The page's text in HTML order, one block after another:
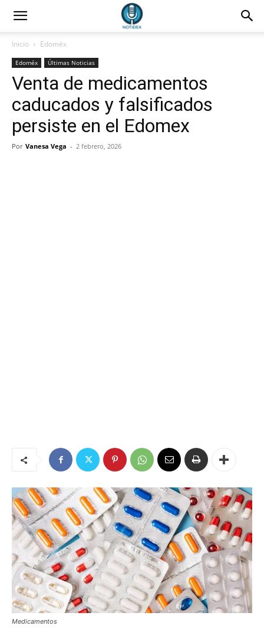
Inicio Edoméx
Edoméx Últimas Noticias
Venta de medicamentos
caducados y falsificados
persiste en el Edomex
Por Vanesa Vega - 2 febrero, 2026
Medicamentos